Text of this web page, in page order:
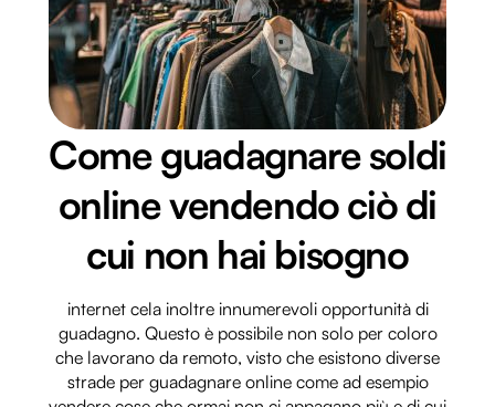
Come guadagnare soldi
online vendendo ciò di
cui non hai bisogno
internet cela inoltre innumerevoli opportunità di
guadagno. Questo è possibile non solo per coloro
che lavorano da remoto, visto che esistono diverse
strade per guadagnare online come ad esempio